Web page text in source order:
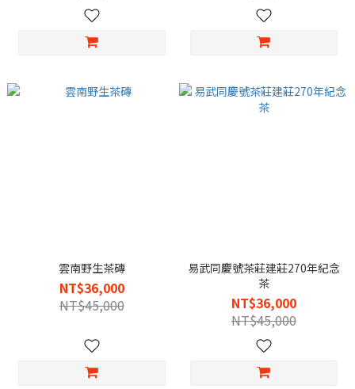
雲南野生茶磚
NT$36,000
NT$45,000
易武同慶號茶莊建莊270年紀念
茶
NT$36,000
NT$45,000